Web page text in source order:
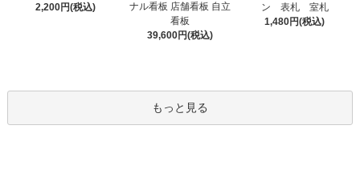
2,200円(税込)
ナル看板 店舗看板 自立
看板
39,600円(税込)
ン 表札 室札
1,480円(税込)
もっと見る